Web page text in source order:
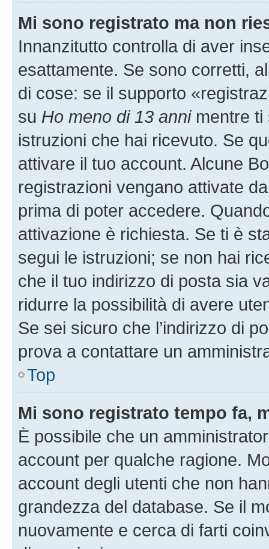
Mi sono registrato ma non
Innanzitutto controlla di aver
esattamente. Se sono corretti,
di cose: se il supporto
su Ho meno di 13 annimentre ti
istruzioni che hai ricevuto. Se
attivare il tuo account. Alcune
registrazioni vengano attivate
prima di poter accedere.
attivazione è richiesta. Se ti è
segui le istruzioni; se non hai
che il tuo indirizzo di posta sia
ridurre la possibilità di avere
Se sei sicuro che l’indirizzo di
prova a contattare un
Top
Mi sono registrato tempo fa,
È possibile che un
account per qualche ragione.
account degli utenti che non
grandezza del database. Se il
nuovamente e cerca di farti